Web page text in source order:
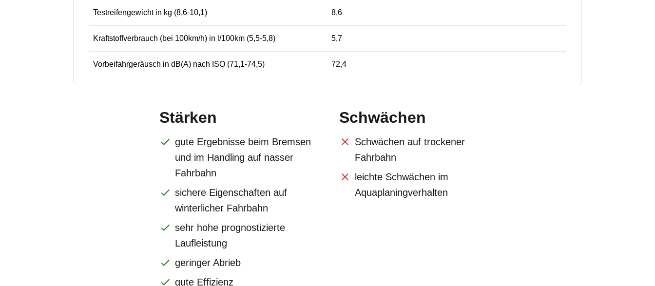
Testreifengewicht in kg (8,6-10,1) 8,6
Kraftstoffverbrauch (bei 100km/h) in l/100km (5,5-5,8) 5,7
Vorbeifahrgeräusch in dB(A) nach ISO (71,1-74,5) 72,4
Stärken
gute Ergebnisse beim Bremsen
und im Handling auf nasser
Fahrbahn
sichere Eigenschaften auf
winterlicher Fahrbahn
sehr hohe prognostizierte
Laufleistung
geringer Abrieb
gute Effizienz
Schwächen
Schwächen auf trockener
Fahrbahn
leichte Schwächen im
Aquaplaningverhalten